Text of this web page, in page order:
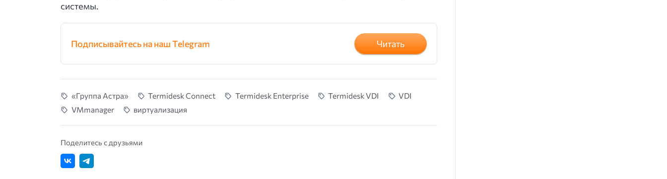
системы.
Подписывайтесь на наш Telegram Читать
«Группа Астра» Termidesk Connect Termidesk Enterprise Termidesk VDI
VDI
VMmanager
виртуализация
Поделитесь с друзьями